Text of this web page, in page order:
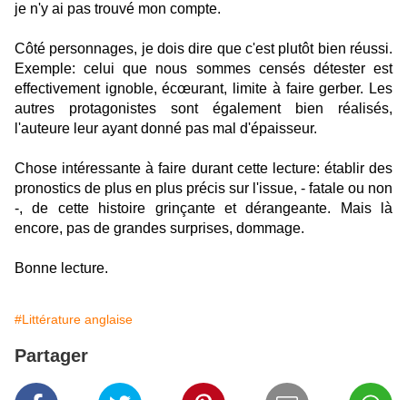
je n'y ai pas trouvé mon compte.
Côté personnages, je dois dire que c'est plutôt bien réussi.
Exemple: celui que nous sommes censés détester est
effectivement ignoble, écœurant, limite à faire gerber. Les
autres protagonistes sont également bien réalisés,
l'auteure leur ayant donné pas mal d'épaisseur.
Chose intéressante à faire durant cette lecture: établir des
pronostics de plus en plus précis sur l'issue, - fatale ou non
-, de cette histoire grinçante et dérangeante. Mais là
encore, pas de grandes surprises, dommage.
Bonne lecture.
#Littérature anglaise
Partager